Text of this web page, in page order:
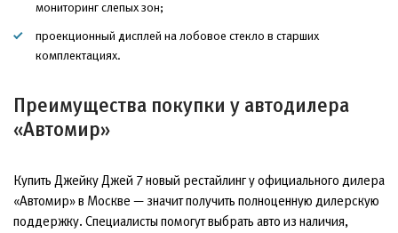
мониторинг слепых зон;
проекционный дисплей на лобовое стекло в старших
комплектациях.
Преимущества покупки у автодилера
«Автомир»
Купить Джейку Джей 7 новый рестайлинг у официального дилера
«Автомир» в Москве — значит получить полноценную дилерскую
поддержку. Специалисты помогут выбрать авто из наличия,